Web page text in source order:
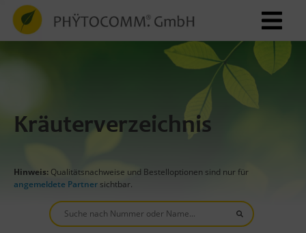
Kräuterverzeichnis
Hinweis: Qualitätsnachweise und Bestelloptionen sind nur für
angemeldete Partner sichtbar.